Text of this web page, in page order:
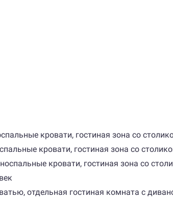
кровати, гостиная зона со
кровати, гостиная зона со
кровати, гостиная зона со
отдельная гостиная комната с